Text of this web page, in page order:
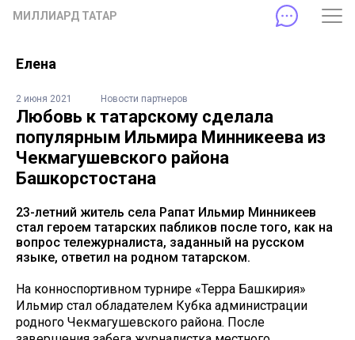
МИЛЛИАРД ТАТАР
Елена
2 июня 2021 Новости партнеров
Любовь к татарскому сделала
популярным Ильмира Минникеева из
Чекмагушевского района
Башкорстостана
23-летний житель села Рапат Ильмир Минникеев
стал героем татарских пабликов после того, как на
вопрос тележурналиста, заданный на русском
языке, ответил на родном татарском.
На конноспортивном турнире «Терра Башкирия»
Ильмир стал обладателем Кубка администрации
родного Чекмагушевского района. После